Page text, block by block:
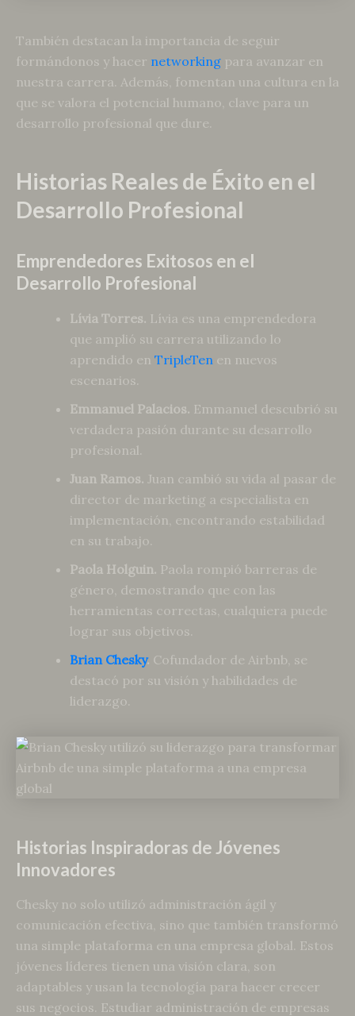
También destacan la importancia de seguir
formándonos y hacer networking para avanzar en
nuestra carrera. Además, fomentan una cultura en la
que se valora el potencial humano, clave para un
desarrollo profesional que dure.
Historias Reales de Éxito en el
Desarrollo Profesional
Emprendedores Exitosos en el
Desarrollo Profesional
Lívia Torres. Lívia es una emprendedora
que amplió su carrera utilizando lo
aprendido en TripleTen en nuevos
escenarios.
Emmanuel Palacios. Emmanuel descubrió su
verdadera pasión durante su desarrollo
profesional.
Juan Ramos. Juan cambió su vida al pasar de
director de marketing a especialista en
implementación, encontrando estabilidad
en su trabajo.
Paola Holguin. Paola rompió barreras de
género, demostrando que con las
herramientas correctas, cualquiera puede
lograr sus objetivos.
Brian Chesky. Cofundador de Airbnb, se
destacó por su visión y habilidades de
liderazgo.
Historias Inspiradoras de Jóvenes
Innovadores
Chesky no solo utilizó administración ágil y
comunicación efectiva, sino que también transformó
una simple plataforma en una empresa global. Estos
jóvenes líderes tienen una visión clara, son
adaptables y usan la tecnología para hacer crecer
sus negocios. Estudiar administración de empresas